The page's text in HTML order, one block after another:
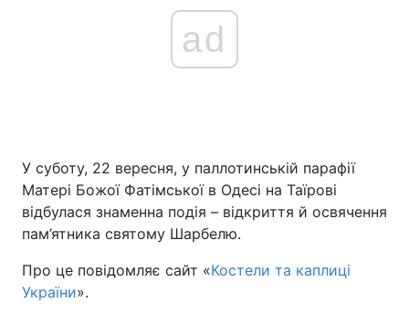
ad
У суботу, 22 вересня, у паллотинській парафії
Матері Божої Фатімської в Одесі на Таїрові
відбулася знаменна подія – відкриття й освячення
пам’ятника святому Шарбелю.
Про це повідомляє сайт «Костели та каплиці
України».